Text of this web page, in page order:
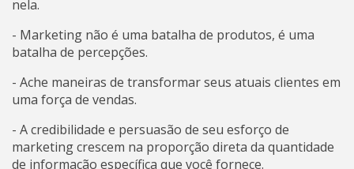
nela.
- Marketing não é uma batalha de produtos, é uma
batalha de percepções.
- Ache maneiras de transformar seus atuais clientes em
uma força de vendas.
- A credibilidade e persuasão de seu esforço de
marketing crescem na proporção direta da quantidade
de informação específica que você fornece.